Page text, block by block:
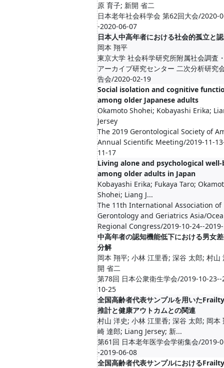
原 育子; 新開 省二
日本老年社会科学会 第62回大会/2020-
-2020-06-07
日本人中高年者における社会的孤立と
岡本 翔平
東京大学 社会科学研究所附属社会調査
アーカイブ研究センター 二次分析研究
告会/2020-02-19
Social isolation and cognitive
among older Japanese adults
Okamoto Shohei; Kobayashi Erika;
Jersey
The 2019 Gerontological Society of
Annual Scientific Meeting/2019-11-
11-17
Living alone and psychological
among older adults in Japan
Kobayashi Erika; Fukaya Taro;
Shohei; Liang J...
The 11th International Association of
Gerontology and Geriatrics Asia/
Regional Congress/2019-10-24--
中高年者の認知機能低下における男女
分解
岡本 翔平; 小林 江里香; 深谷 太郎; 村山
開 省二
第78回 日本公衆衛生学会/2019-10-
10-25
全国高齢者代表サンプルを用いた
推計と健康アウトカムとの関連
村山 洋史; 小林 江里香; 深谷 太郎; 岡本
崎 達郎; Liang Jersey; 新...
第61回 日本老年医学会学術集会/2019-
-2019-06-08
全国高齢者代表サンプルにおける